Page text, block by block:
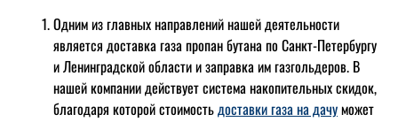
Одним из главных направлений нашей деятельности
является доставка газа пропан бутана по Санкт-Петербургу
и Ленинградской области и заправка им газгольдеров. В
нашей компании действует система накопительных скидок,
благодаря которой стоимостьдоставки газа на дачуможет